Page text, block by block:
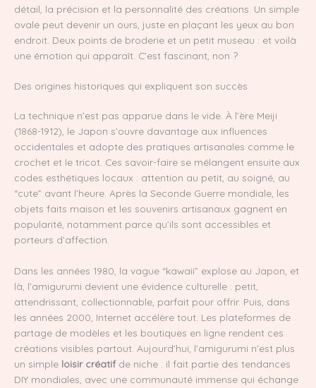
détail, la précision et la personnalité des créations. Un simple
ovale peut devenir un ours, juste en plaçant les yeux au bon
endroit. Deux points de broderie et un petit museau : et voilà
une émotion qui apparaît. C’est fascinant, non ?
Des origines historiques qui expliquent son succès
La technique n’est pas apparue dans le vide. À l’ère Meiji
(1868-1912), le Japon s’ouvre davantage aux influences
occidentales et adopte des pratiques artisanales comme le
crochet et le tricot. Ces savoir-faire se mélangent ensuite aux
codes esthétiques locaux : attention au petit, au soigné, au
“cute” avant l’heure. Après la Seconde Guerre mondiale, les
objets faits maison et les souvenirs artisanaux gagnent en
popularité, notamment parce qu’ils sont accessibles et
porteurs d’affection.
Dans les années 1980, la vague “kawaii” explose au Japon, et
là, l’amigurumi devient une évidence culturelle : petit,
attendrissant, collectionnable, parfait pour offrir. Puis, dans
les années 2000, Internet accélère tout. Les plateformes de
partage de modèles et les boutiques en ligne rendent ces
créations visibles partout. Aujourd’hui, l’amigurumi n’est plus
un simple loisir créatifde niche : il fait partie des tendances
DIY mondiales, avec une communauté immense qui échange